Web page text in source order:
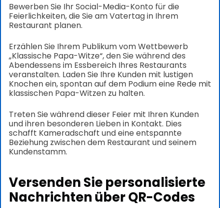
Bewerben Sie Ihr Social-Media-Konto für die
Feierlichkeiten, die Sie am Vatertag in Ihrem
Restaurant planen.
Erzählen Sie Ihrem Publikum vom Wettbewerb
„Klassische Papa-Witze“, den Sie während des
Abendessens im Essbereich Ihres Restaurants
veranstalten. Laden Sie Ihre Kunden mit lustigen
Knochen ein, spontan auf dem Podium eine Rede mit
klassischen Papa-Witzen zu halten.
Treten Sie während dieser Feier mit Ihren Kunden
und ihren besonderen Lieben in Kontakt. Dies
schafft Kameradschaft und eine entspannte
Beziehung zwischen dem Restaurant und seinem
Kundenstamm.
Versenden Sie personalisierte
Nachrichten über QR-Codes